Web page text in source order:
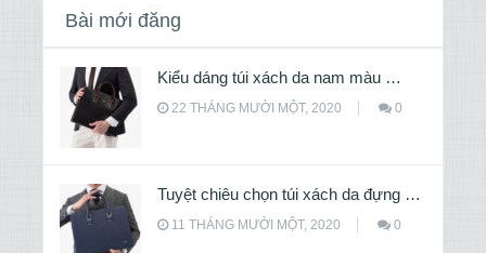
Bài mới đăng
Kiểu dáng túi xách da nam màu …
22 THÁNG MƯỜI MỘT, 2020 0
Tuyệt chiêu chọn túi xách da đựng …
11 THÁNG MƯỜI MỘT, 2020 0